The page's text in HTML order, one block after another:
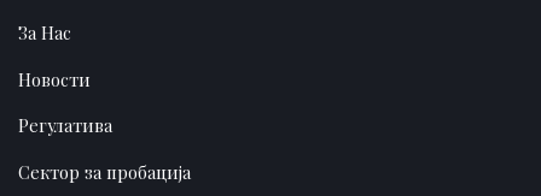
За Нас
Новости
Регулатива
Сектор за пробација